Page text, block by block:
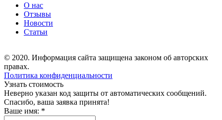
О нас
Отзывы
Новости
Статьи
© 2020. Информация сайта защищена законом об авторских
правах.
Политика конфиденциальности
Узнать стоимость
Неверно указан код защиты от автоматических сообщений.
Спасибо, ваша заявка принята!
Ваше имя: *